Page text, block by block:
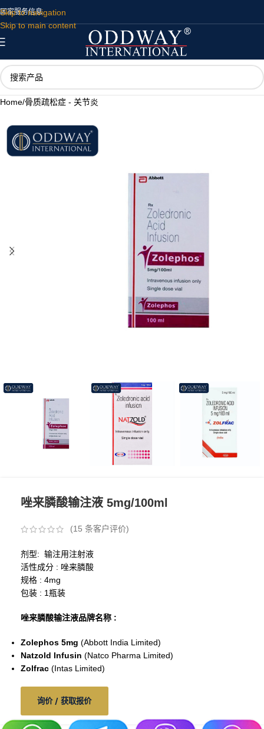
Skip to navigation
Skip to main content
国家服务信息
Home/骨质疏松症 - 关节炎
唑来膦酸输注液 5mg/100ml
(15 条客户评价)
剂型: 输注用注射液
活性成分 : 唑来膦酸
规格 : 4mg
包装 : 1瓶装
唑来膦酸输注液品牌名称 :
Zolephos 5mg (Abbott India Limited)
Natzold Infusin (Natco Pharma Limited)
Zolfrac (Intas Limited)
询价 / 获取报价